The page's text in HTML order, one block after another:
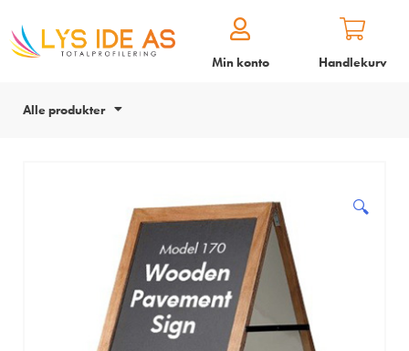
Min konto Handlekurv
Alle produkter
🔍